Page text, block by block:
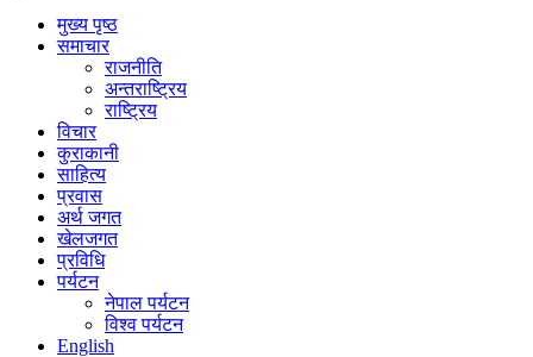
मुख्य पृष्ठ
समाचार
राजनीति
अन्तराष्ट्रिय
राष्ट्रिय
विचार
कुराकानी
साहित्य
प्रवास
अर्थ जगत
खेलजगत
प्रविधि
पर्यटन
नेपाल पर्यटन
विश्व पर्यटन
English